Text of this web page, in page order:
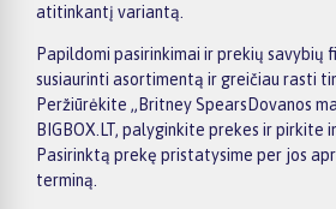
atitinkantį variantą.
Papildomi pasirinkimai ir prekių
susiaurinti asortimentą ir greičiau rasti
Peržiūrėkite „Britney SpearsDovanos
BIGBOX.LT, palyginkite prekes ir pirkite
Pasirinktą prekę pristatysime per jos
terminą.